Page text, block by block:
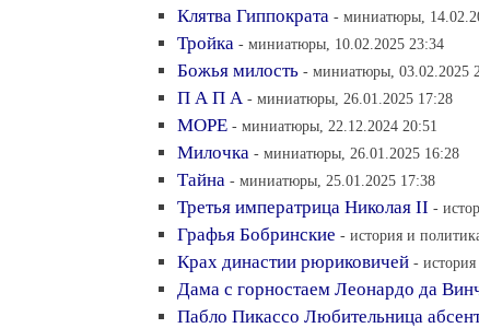
Клятва Гиппократа - миниатюры,
Тройка - миниатюры, 10.02.2025 23:34
Божья милость - миниатюры, 03.02.2025
П А П А - миниатюры, 26.01.2025 17:28
МОРЕ - миниатюры, 22.12.2024 20:51
Милочка - миниатюры, 26.01.2025 16:28
Тайна - миниатюры, 25.01.2025 17:38
Третья императрица Николая II -
Графья Бобринские - история и
Крах династии рюриковичей -
Дама с горностаем Леонардо да
Пабло Пикассо Любительница